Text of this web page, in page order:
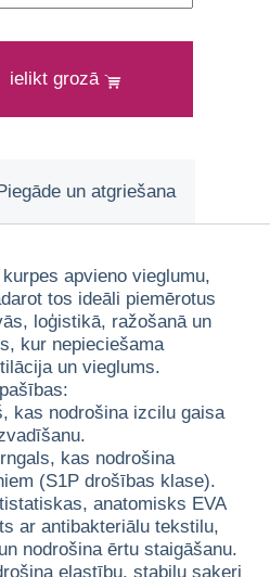
ielikt grozā
un atgriešana
apvieno vieglumu,
tos ideāli piemērotus
loģistikā, ražošanā un
kur nepieciešama
un vieglums.
kas nodrošina izcilu gaisa
kas nodrošina
(S1P drošības klase).
anatomisks EVA
ar antibakteriālu tekstilu,
nodrošina ērtu staigāšanu.
elastību, stabilu saķeri